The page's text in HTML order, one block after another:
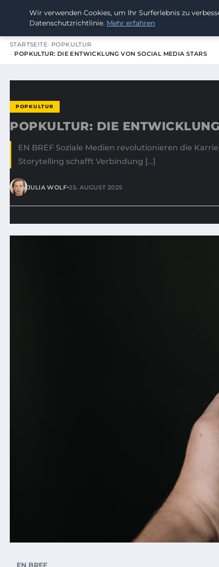
SUMMERBLAST FESTIVAL
STARTSEITE POPKULTUR
POPKULTUR: DIE ENTWICKLUNG VON SOCIAL MEDIA STARS
POPKULTUR
POPKULTUR: DIE
EN BREF Soziale Medien revolutionieren die
Storytelling schafft Verbindung […]
JULIA WOLF•25. AUGUST 2025
EN BREF
Wir verwenden Cookies, um Ihr Surferlebnis zu
Datenschutzrichtlinie. Mehr erfahren